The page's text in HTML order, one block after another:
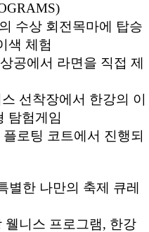
수상 회전목마에 탑승
색 체험
공에서 라면을 직접 제
선착장에서 한강의 이
탐험게임
로팅 코트에서 진행되
별한 나만의 축제 큐레
웰니스 프로그램, 한강